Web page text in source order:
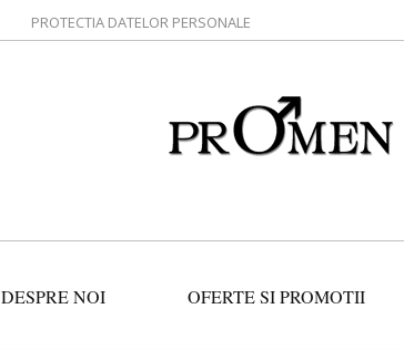
PROTECTIA DATELOR PERSONALE
DESPRE NOI OFERTE SI PROMOTII